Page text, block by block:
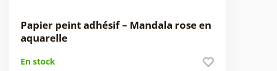
Papier peint adhésif – Mandala rose en
aquarelle
En stock